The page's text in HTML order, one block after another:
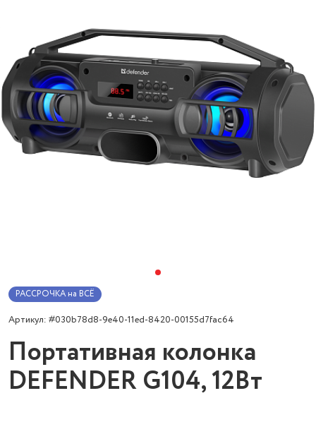
РАССРОЧКА на ВСЁ
Артикул: #030b78d8-9e40-11ed-8420-00155d7fac64
Портативная колонка
DEFENDER G104, 12Вт